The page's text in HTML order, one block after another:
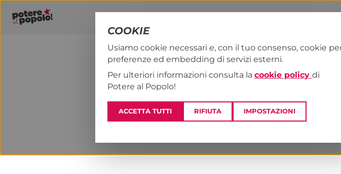
PAP! NOTIZIE DAI TERRITORI
COOKIE
Usiamo cookie necessari e, con il tuo consenso, cookie
preferenze ed embedding di servizi esterni.
Per ulteriori informazioni consulta la cookie policy di
Potere al Popolo!
ACCETTA TUTTI RIFIUTA IMPOSTAZIONI